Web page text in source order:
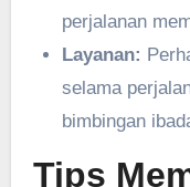
perjalanan
Layanan:
selama
bimbingan
Tips